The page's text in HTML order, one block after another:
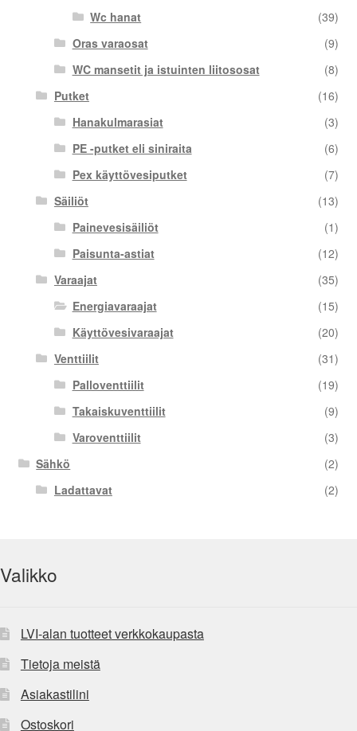
Wc hanat
(39)
Oras varaosat
(9)
WC mansetit ja istuinten liitososat
(8)
Putket
(16)
Hanakulmarasiat
(3)
PE -putket eli siniraita
(6)
Pex käyttövesiputket
(7)
Säiliöt
(13)
Painevesisäiliöt
(1)
Paisunta-astiat
(12)
Varaajat
(35)
Energiavaraajat
(15)
Käyttövesivaraajat
(20)
Venttiilit
(31)
Palloventtiilit
(19)
Takaiskuventtiilit
(9)
Varoventtiilit
(3)
Sähkö
(2)
Ladattavat
(2)
Valikko
LVI-alan tuotteet verkkokaupasta
Tietoja meistä
Asiakastilini
Ostoskori